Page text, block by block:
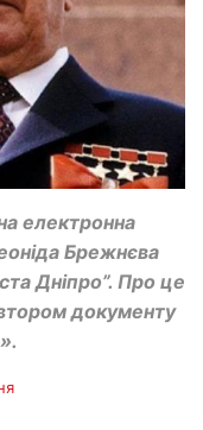
електронна
Брежнєва
Дніпро”. Про це
документу